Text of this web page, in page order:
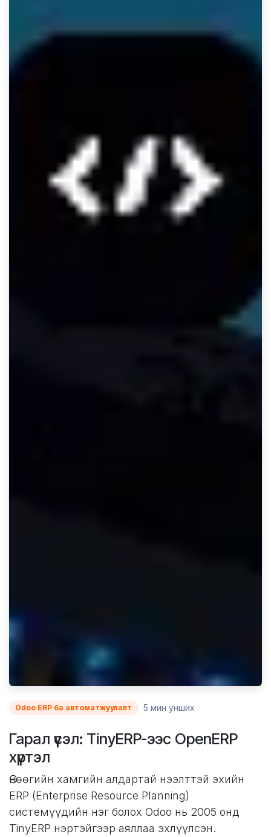
Odoo ERP ба автоматжуулалт 5 мин унших
Гарал үүсэл: TinyERP-ээс OpenERP
хүртэл
Өнөөгийн хамгийн алдартай нээлттэй эхийн
ERP (Enterprise Resource Planning)
системүүдийн нэг болох Odoo нь 2005 онд
TinyERP нэртэйгээр аяллаа эхлүүлсэн.